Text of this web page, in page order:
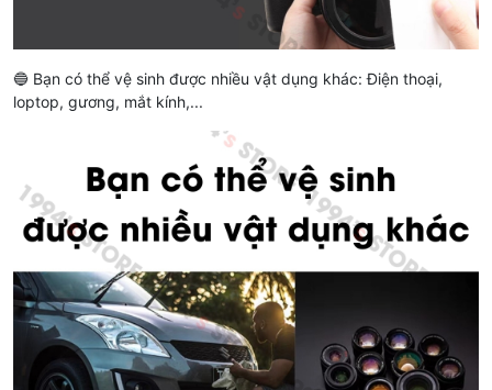
🔵 Bạn có thể vệ sinh được nhiều vật dụng khác: Điện thoại,
loptop, gương, mắt kính,...